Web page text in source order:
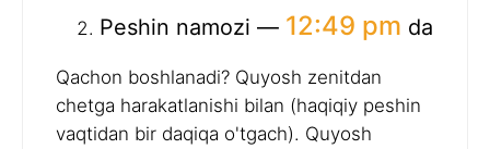
Peshin namozi — 12:49 pm da
Qachon boshlanadi? Quyosh zenitdan
chetga harakatlanishi bilan (haqiqiy peshin
vaqtidan bir daqiqa o'tgach). Quyosh